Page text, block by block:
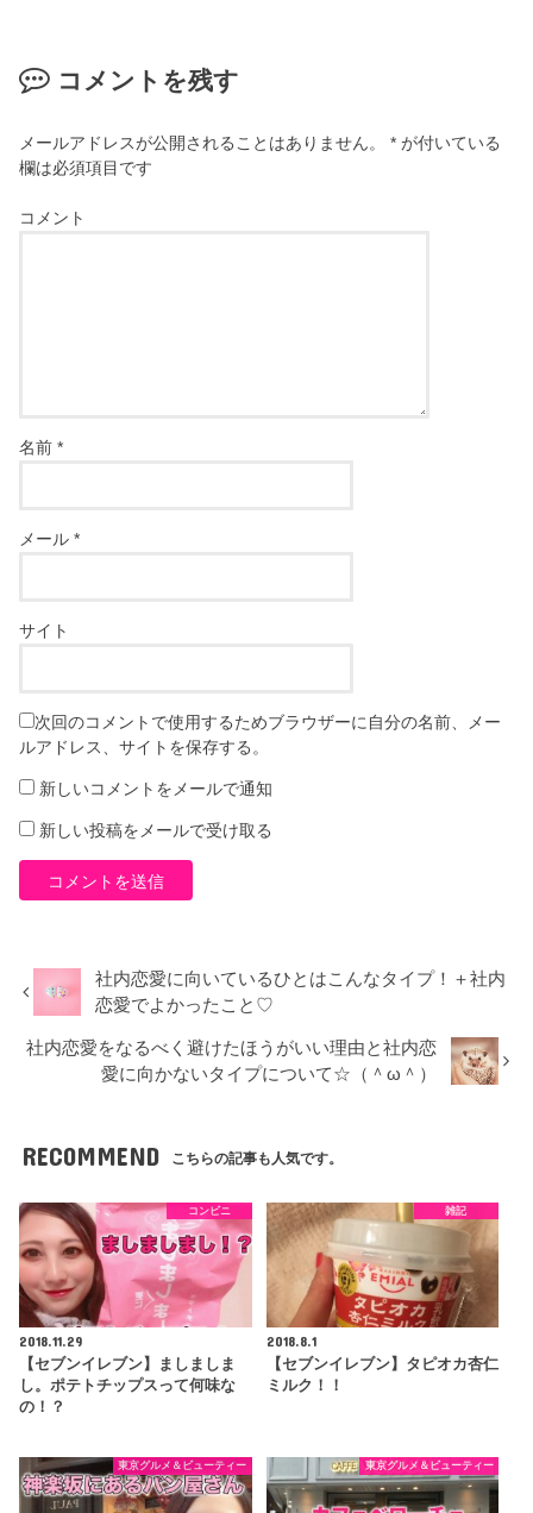
コメントを残す
メールアドレスが公開されることはありません。 * が付いている
欄は必須項目です
コメント
名前*
メール*
サイト
次回のコメントで使用するためブラウザーに自分の名前、メー
ルアドレス、サイトを保存する。
新しいコメントをメールで通知
新しい投稿をメールで受け取る
社内恋愛に向いているひとはこんなタイプ！＋社内
恋愛でよかったこと♡
社内恋愛をなるべく避けたほうがいい理由と社内恋
愛に向かないタイプについて☆（＾ω＾）
RECOMMEND こちらの記事も人気です。
コンビニ
2018.11.29
【セブンイレブン】ましましま
し。ポテトチップスって何味な
の！？
雑記
2018.8.1
【セブンイレブン】タピオカ杏仁
ミルク！！
東京グルメ＆ビューティー 東京グルメ＆ビューティー